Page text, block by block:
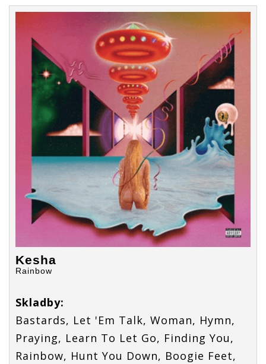
Rainbow
končí s
nenávistí
Rainbow
nenávistí
Kesha na
albu
Rainbow
končí s
nenávistí
Rainbow
nenávistí
Kesha
Rainbow
Skladby:
Bastards, Let 'Em Talk, Woman, Hymn,
Praying, Learn To Let Go, Finding You,
Rainbow, Hunt You Down, Boogie Feet,